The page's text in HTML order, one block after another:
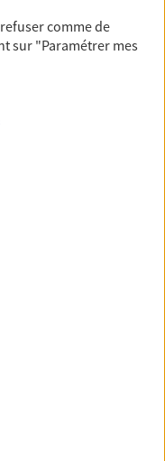
matériels pro,
votre
comme de
sur "Paramétrer mes